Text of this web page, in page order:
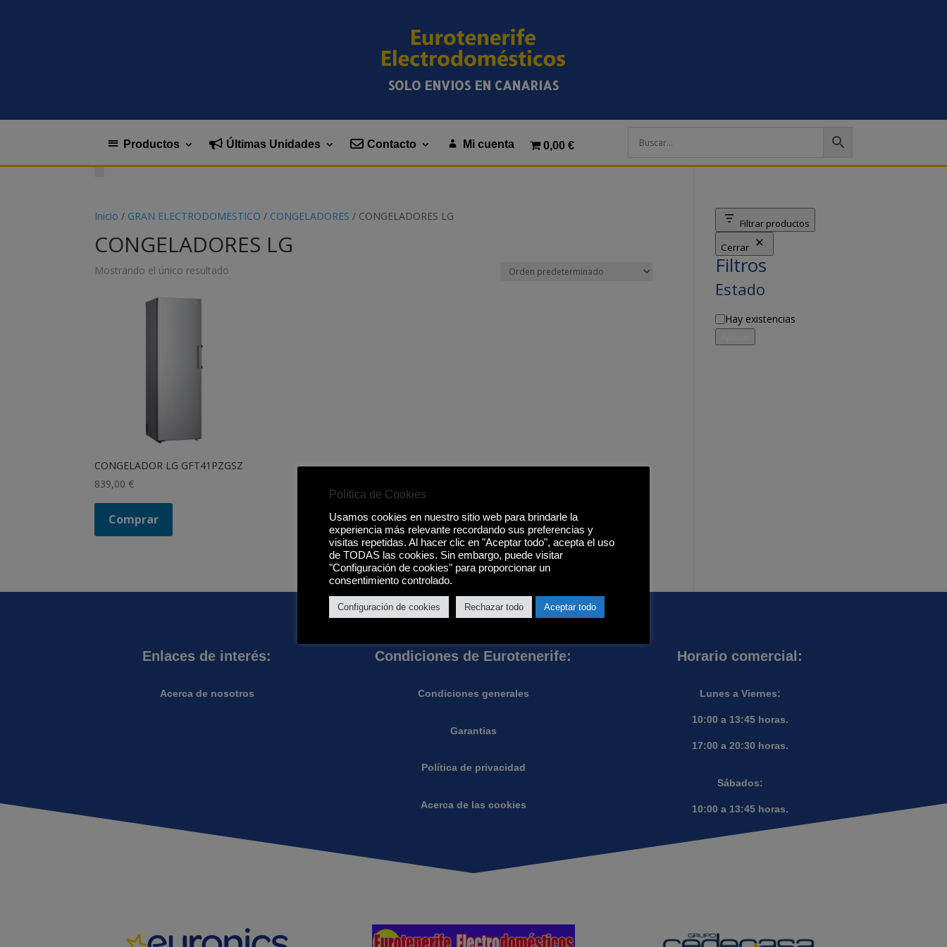
SOLO ENVIOS EN CANARIAS
Productos Últimas Unidades Contacto Mi cuenta 0,00 €
Inicio / GRAN ELECTRODOMESTICO / CONGELADORES / CONGELADORES LG
CONGELADORES LG
Mostrando el único resultado
CONGELADOR LG GFT41PZGSZ
839,00 €
Comprar
Filtrar productos
Cerrar
Filtros
Estado
Disponibilidad
Hay existencias
Enlaces de interés:
Acerca de nosotros
Condiciones de Eurotenerife:
Condiciones generales
Garantias
Política de privacidad
Acerca de las cookies
Horario comercial:
Lunes a Viernes:
10:00 a 13:45 horas.
17:00 a 20:30 horas.
Sábados:
10:00 a 13:45 horas.
Política de Cookies
Usamos cookies en nuestro sitio web para brindarle la
experiencia más relevante recordando sus preferencias y
visitas repetidas. Al hacer clic en "Aceptar todo", acepta el uso
de TODAS las cookies. Sin embargo, puede visitar
"Configuración de cookies" para proporcionar un
consentimiento controlado.
Configuración de cookies Rechazar todo Aceptar todo